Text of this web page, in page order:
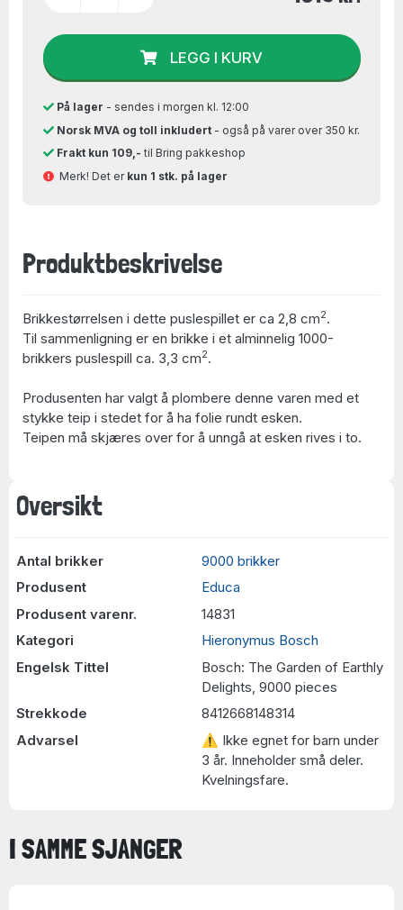
Oversikt
Antal brikker
9000 brikker
Produsent
Educa
Produsent varenr.
14831
Kategori
Hieronymus Bosch
Engelsk Tittel
Bosch: The Garden of Earthly
Delights, 9000 pieces
Strekkode
8412668148314
Advarsel
⚠ Ikke egnet for barn under
3 år. Inneholder små deler.
Kvelningsfare.
LEGG I KURV
På lager - sendes i morgen kl. 12:00
Norsk MVA og toll inkludert- også på varer over 350 kr.
Frakt kun 109,- til Bring pakkeshop
Merk! Det er kun 1 stk. på lager
Produktbeskrivelse
Brikkestørrelsen i dette puslespillet er ca 2,8 cm2.
Til sammenligning er en brikke i et alminnelig 1000-
brikkers puslespill ca. 3,3 cm2.
Produsenten har valgt å plombere denne varen med et
stykke teip i stedet for å ha folie rundt esken.
Teipen må skjæres over for å unngå at esken rives i to.
I SAMME SJANGER